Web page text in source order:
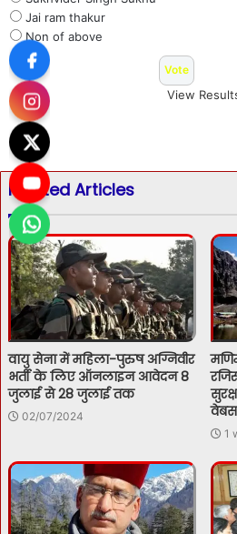
Jai ram thakur
Non of above
View
Related Articles
वायु सेना में महिला-पुरुष अग्निवीर
भर्ती के लिए ऑनलाइन आवेदन 8
जुलाई से 28 जुलाई तक
02/07/2024
1